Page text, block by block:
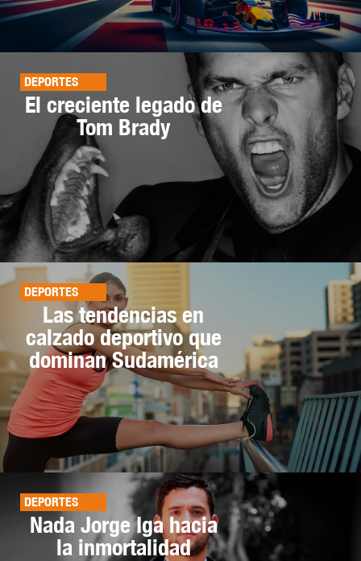
DEPORTES
El creciente legado de
Tom Brady
DEPORTES
Las tendencias en
calzado deportivo que
dominan Sudamérica
DEPORTES
Nada Jorge Iga hacia
la inmortalidad